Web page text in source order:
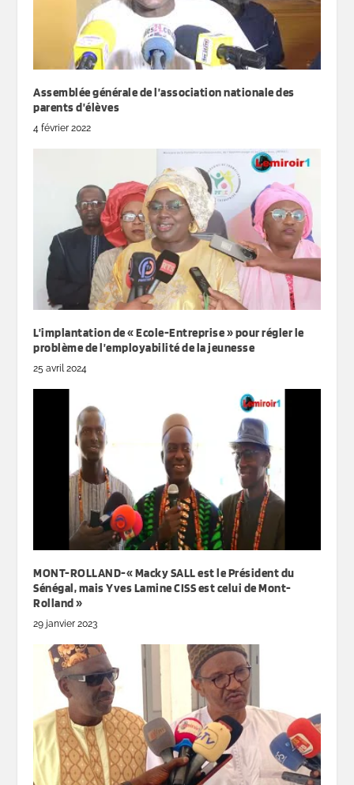
Assemblée générale de l’association nationale des
parents d’élèves
4 février 2022
L’implantation de « Ecole-Entreprise » pour régler le
problème de l’employabilité de la jeunesse
25 avril 2024
MONT-ROLLAND-« Macky SALL est le Président du
Sénégal, mais Yves Lamine CISS est celui de Mont-
Rolland »
29 janvier 2023